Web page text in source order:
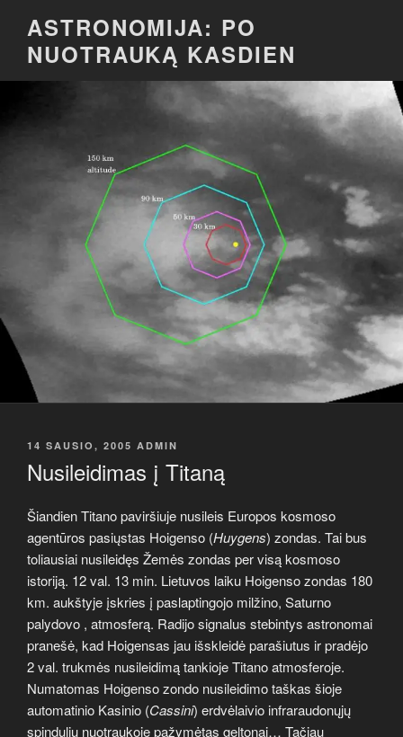
turinio
ASTRONOMIJA: PO
NUOTRAUKĄ KASDIEN
PASKELBTA
14 SAUSIO, 2005 ADMIN
Nusileidimas į Titaną
Šiandien Titano paviršiuje nusileis Europos kosmoso
agentūros pasiųstas Hoigenso (Huygens) zondas. Tai bus
toliausiai nusileidęs Žemės zondas per visą kosmoso
istoriją. 12 val. 13 min. Lietuvos laiku Hoigenso zondas 180
km. aukštyje įskries į paslaptingojo milžino, Saturno
palydovo , atmosferą. Radijo signalus stebintys astronomai
pranešė, kad Hoigensas jau išskleidė parašiutus ir pradėjo
2 val. trukmės nusileidimą tankioje Titano atmosferoje.
Numatomas Hoigenso zondo nusileidimo taškas šioje
automatinio Kasinio (Cassini) erdvėlaivio infraraudonųjų
spindulių nuotraukoje pažymėtas geltonai… Tačiau